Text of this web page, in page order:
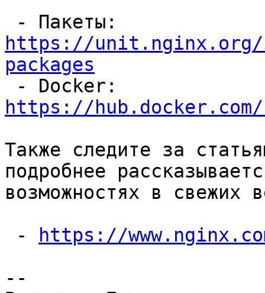
https://unit.nginx.org/
packages
https://
Также следите за
подробнее
возможностях в свежих
-
https://
--